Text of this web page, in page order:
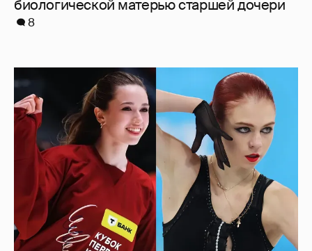
биологической матерью старшей дочери
8